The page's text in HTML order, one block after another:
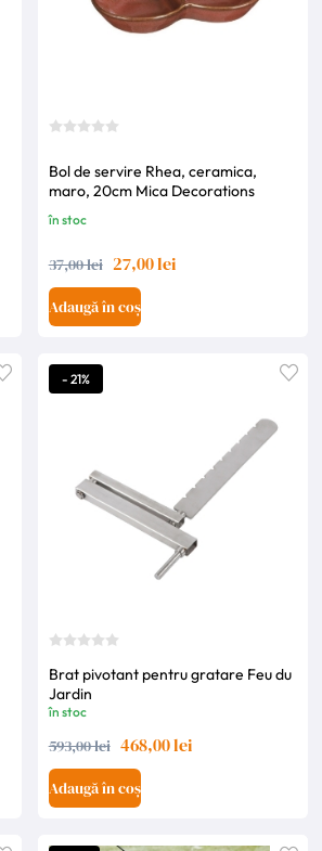
Bol de servire Rhea, ceramica,
maro, 20cm Mica Decorations
în stoc
37,00 lei 27,00 lei
Adaugă în coș
- 21%
Brat pivotant pentru gratare Feu du
Jardin
în stoc
593,00 lei 468,00 lei
Adaugă în coș